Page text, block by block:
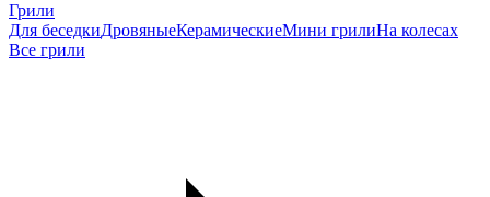
Грили
Для беседкиДровяныеКерамическиеМини грилиНа колесах
Все грили